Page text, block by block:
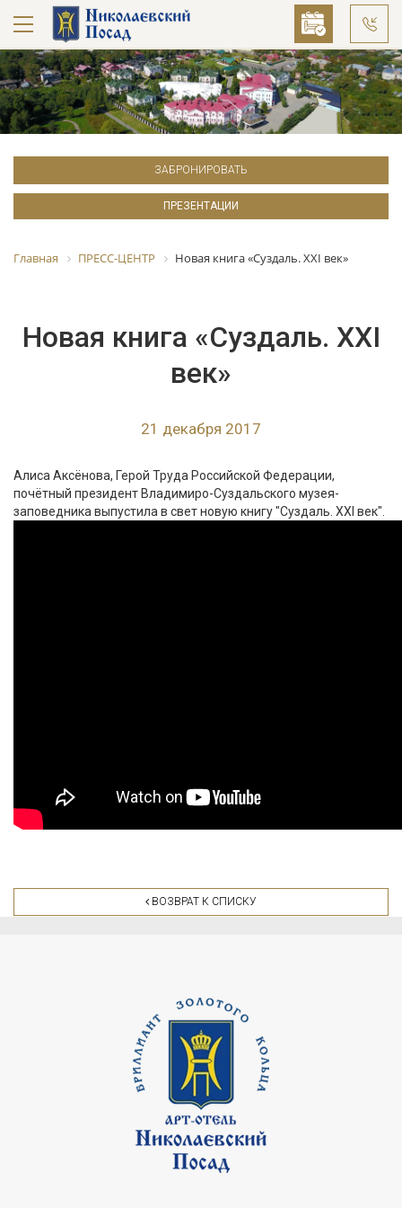
ЗАБРОНИРОВАТЬ
ПРЕЗЕНТАЦИИ
Главная ПРЕСС-ЦЕНТР Новая книга «Суздаль. XXI век»
Новая книга «Суздаль. XXI
век»
21 декабря 2017
Алиса Аксёнова, Герой Труда Российской Федерации,
почётный президент Владимиро-Суздальского музея-
заповедника выпустила в свет новую книгу "Суздаль. XXI век".
ВОЗВРАТ К СПИСКУ